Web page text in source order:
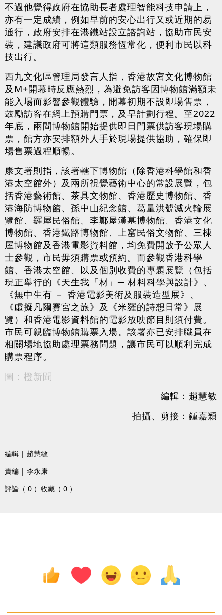
不過他覺得政府在協助長者處理智能科技申請上，
亦有一定成績，例如早前的安心出行又或近期的易
通行，政府安排在港鐵站設立諮詢站，協助市民安
裝，建議政府可將這類服務恆常化，便利市民以科
技出行。
西九文化區管理局發言人指，香港故宮文化博物館
及M+開幕時反應熱烈，為避免訪客因博物館滿額未
能入場而影響參觀體驗，開幕初期不設即場售票，
鼓勵訪客在網上預購門票，及早計劃行程。至2022
年底，兩間博物館開始提供即日門票供訪客現場購
票，館方亦安排額外人手於現場提供協助，確保即
場售票過程順暢。
康文署則指，該署轄下博物館（除香港科學館和香
港太空館外）及兩所視覺藝術中心的常設展覽，包
括香港藝術館、茶具文物館、香港歷史博物館、香
港海防博物館、孫中山紀念館、葛量洪號滅火輪展
覽館、羅屋民俗館、李鄭屋漢墓博物館、香港文化
博物館、香港鐵路博物館、上窰民俗文物館、三棟
屋博物館及香港電影資料館，均免費開放予公眾人
士參觀，市民毋須購票或預約。而參觀香港科學
館、香港太空館、以及個別收費的專題展覽（包括
現正舉行的《天生我「材」─ 材料科學與設計》、
《無中生有 － 香港電影美術及服裝造型展》、
《虛擬凡爾賽宮之旅》及《米羅的詩想日常》展
覽）和香港電影資料館的電影放映節目則須付費。
市民可親臨博物館購票入場。該署亦已安排職員在
相關場地協助處理票務問題，讓市民可以順利完成
購票程序。
圖：橙新聞
編輯：趙慧敏
拍攝、剪接：鍾嘉穎
編輯 | 趙慧敏
責編 | 李永康
評論（ 0 ） 收藏（ 0 ）